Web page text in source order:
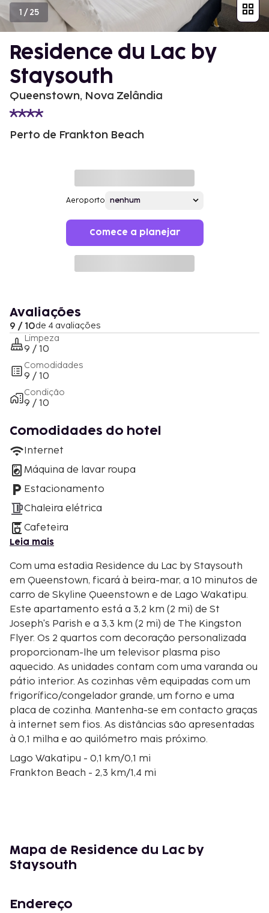
1 /25
Residence du Lac by
Staysouth
Queenstown, Nova Zelândia
Perto de Frankton Beach
Aeroporto
Comece a planejar
Avaliações
9 / 10de 4 avaliações
Limpeza
9 / 10
Comodidades
9 / 10
Condição
9 / 10
Comodidades do hotel
Internet
Máquina de lavar roupa
Estacionamento
Chaleira elétrica
Cafeteira
Leia mais
Com uma estadia Residence du Lac by Staysouth
em Queenstown, ficará à beira-mar, a 10 minutos de
carro de Skyline Queenstown e de Lago Wakatipu.
Este apartamento está a 3,2 km (2 mi) de St
Joseph's Parish e a 3,3 km (2 mi) de The Kingston
Flyer. Os 2 quartos com decoração personalizada
proporcionam-lhe um televisor plasma piso
aquecido. As unidades contam com uma varanda ou
pátio interior. As cozinhas vêm equipadas com um
frigorífico/congelador grande, um forno e uma
placa de cozinha. Mantenha-se em contacto graças
à internet sem fios. As distâncias são apresentadas
à 0,1 milha e ao quilómetro mais próximo.
Lago Wakatipu - 0,1 km/0,1 mi
Frankton Beach - 2,3 km/1,4 mi
Queenstown Beach - 3,4 km/2,1 mi
Church of St Peters - 3,5 km/2,2 mi
Williams Cottage - 3,5 km/2,2 mi
Queenstown Mall - 3,5 km/2,2 mi
Mapa de Residence du Lac by
Staysouth
Endereço